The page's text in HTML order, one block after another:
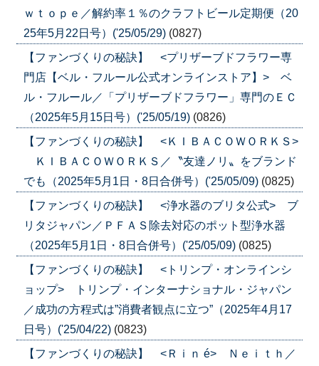
ｗｔｏｐｅ／解約率１％のクラフトビール定期便（20
25年5月22日号）('25/05/29) (0827)
【ファンづくりの秘訣】 <プリザーブドフラワー専
門店【ベル・フルール公式オンラインストア】> ベ
ル・フルール／「プリザーブドフラワー」専門のＥＣ
（2025年5月15日号）('25/05/19) (0826)
【ファンづくりの秘訣】 <ＫＩＢＡＣＯＷＯＲＫＳ>
ＫＩＢＡＣＯＷＯＲＫＳ／〝友達ノリ〟をブランド
でも（2025年5月1日・8日合併号）('25/05/09) (0825)
【ファンづくりの秘訣】 <浄水器のブリタ公式> ブ
リタジャパン／ＰＦＡＳ除去対応のポット型浄水器
（2025年5月1日・8日合併号）('25/05/09) (0825)
【ファンづくりの秘訣】 <トリンプ・オンラインシ
ョップ> トリンプ・インターナショナル・ジャパン
／成功の方程式は”消費者観点に立つ”（2025年4月17
日号）('25/04/22) (0823)
【ファンづくりの秘訣】 <Ｒｉｎ é> Ｎｅｉｔｈ／